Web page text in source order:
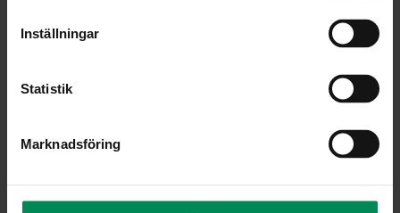
Inställningar
Statistik
Marknadsföring
april 9, 2026 • 1 min